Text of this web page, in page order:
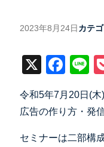
2023年8月24日カテ
X
令和5年7月20日(
広告の作り方・発
セミナーは二部構